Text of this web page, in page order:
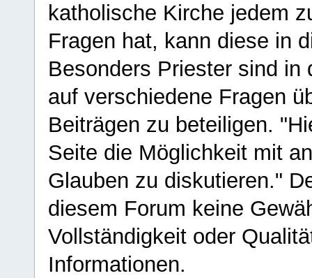
katholische Kirche jedem
Fragen hat, kann diese in
Besonders Priester sind in
auf verschiedene Fragen
Beiträgen zu beteiligen.
Seite die Möglichkeit mit
Glauben zu diskutieren."
diesem Forum keine
Vollständigkeit oder
Informationen.